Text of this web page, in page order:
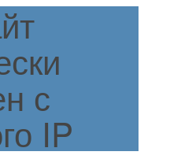
с
IP